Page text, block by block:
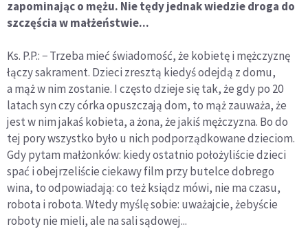
zapominając o mężu. Nie tędy jednak wiedzie droga do
szczęścia w małżeństwie...
Ks. P.P.: − Trzeba mieć świadomość, że kobietę i mężczyznę
łączy sakrament. Dzieci zresztą kiedyś odejdą z domu,
a mąż w nim zostanie. I często dzieje się tak, że gdy po 20
latach syn czy córka opuszczają dom, to mąż zauważa, że
jest w nim jakaś kobieta, a żona, że jakiś mężczyzna. Bo do
tej pory wszystko było u nich podporządkowane dzieciom.
Gdy pytam małżonków: kiedy ostatnio położyliście dzieci
spać i obejrzeliście ciekawy film przy butelce dobrego
wina, to odpowiadają: co też ksiądz mówi, nie ma czasu,
robota i robota. Wtedy myślę sobie: uważajcie, żebyście
roboty nie mieli, ale na sali sądowej...